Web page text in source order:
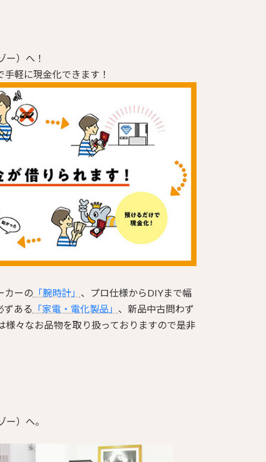
ー）へ！
軽に現金化できます！
カーの 「腕時計」 、プロ仕様からDIYまで幅
ずある 「家電・電化製品」 、新品中古問わず
様々なお品物を取り扱っておりますので是非
）へ。